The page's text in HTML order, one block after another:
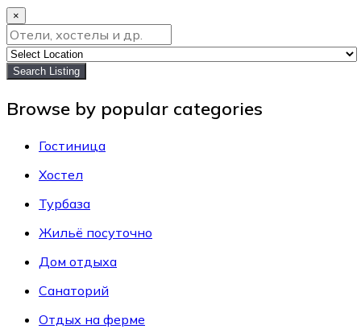
×
Search Listing
Browse by popular categories
Гостиница
Хостел
Турбаза
Жильё посуточно
Дом отдыха
Санаторий
Отдых на ферме